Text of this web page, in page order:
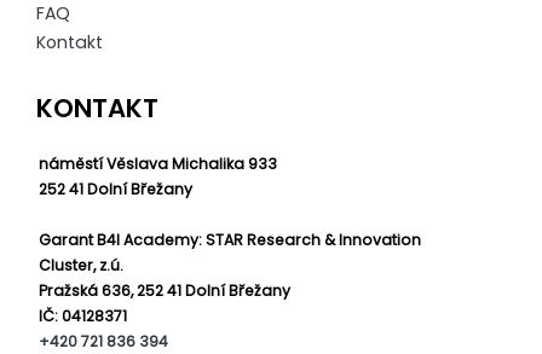
FAQ
Kontakt
KONTAKT
náměstí Věslava Michalika 933
252 41 Dolní Břežany
Garant B4I Academy: STAR Research & Innovation
Cluster, z.ú.
Pražská 636, 252 41 Dolní Břežany
IČ: 04128371
+420 721 836 394